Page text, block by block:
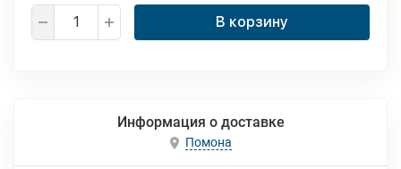
В корзину
Информация о доставке
Помона